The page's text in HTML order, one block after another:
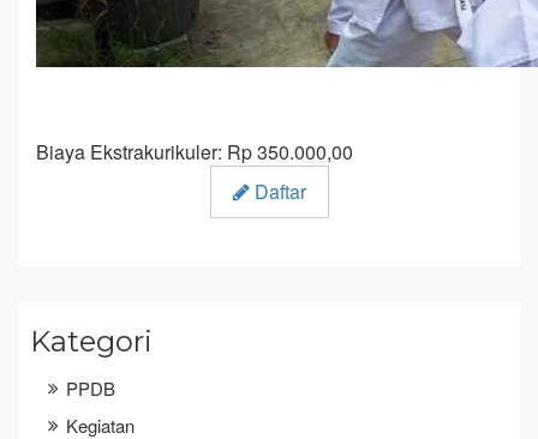
Biaya Ekstrakurikuler: Rp 350.000,00
Daftar
Kategori
PPDB
Kegiatan